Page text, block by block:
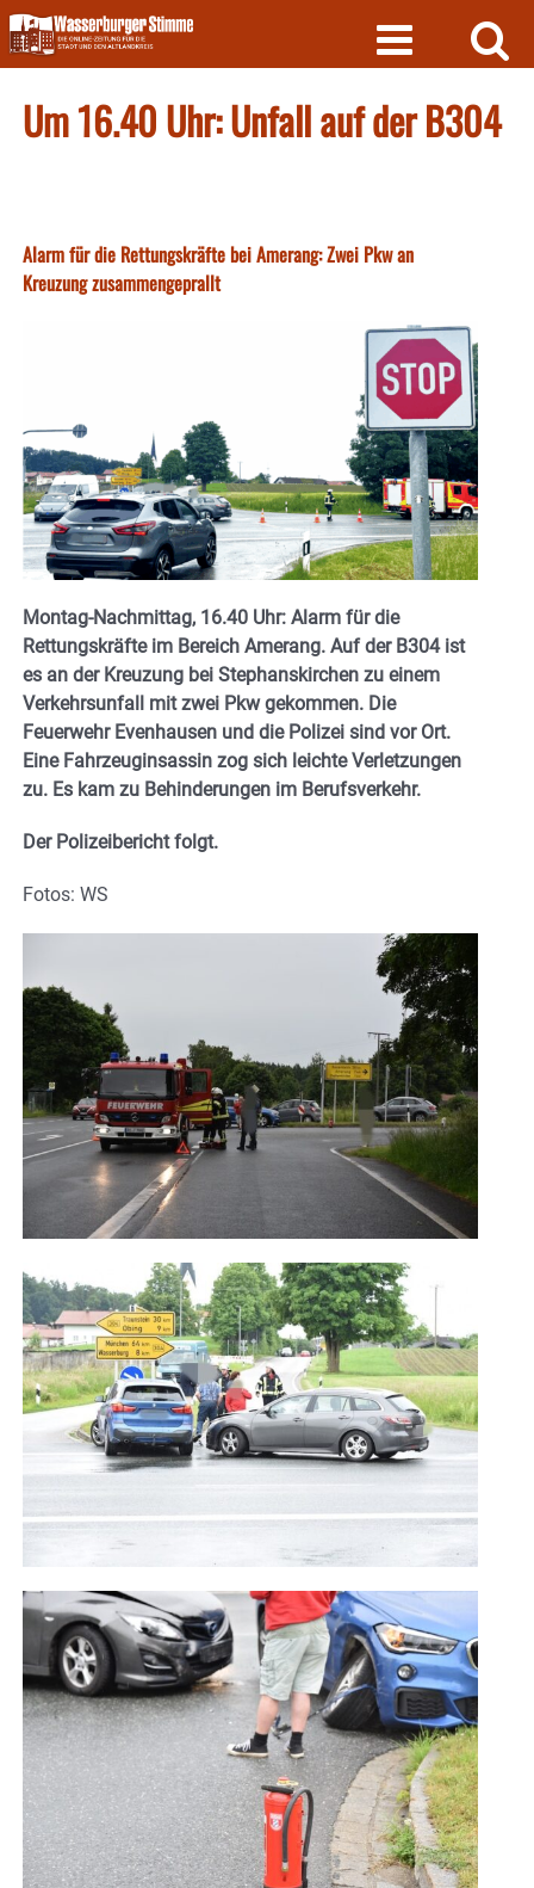
Skip
to
content
Um 16.40 Uhr: Unfall auf der B304
Alarm für die Rettungskräfte bei Amerang: Zwei Pkw an
Kreuzung zusammengeprallt
Montag-Nachmittag, 16.40 Uhr: Alarm für die
Rettungskräfte im Bereich Amerang. Auf der B304 ist
es an der Kreuzung bei Stephanskirchen zu einem
Verkehrsunfall mit zwei Pkw gekommen. Die
Feuerwehr Evenhausen und die Polizei sind vor Ort.
Eine Fahrzeuginsassin zog sich leichte Verletzungen
zu. Es kam zu Behinderungen im Berufsverkehr.
Der Polizeibericht folgt.
Fotos: WS